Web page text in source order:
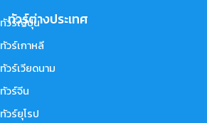
ทัวร์ต่างประเทศ
ทัวร์ญี่ปุ่น
ทัวร์เกาหลี
ทัวร์เวียดนาม
ทัวร์จีน
ทัวร์ยุโรป